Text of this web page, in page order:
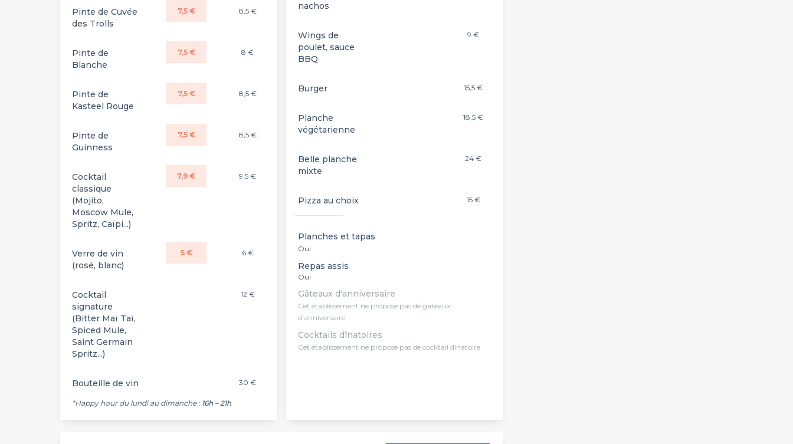
Pinte de Cuvée
des Trolls
7,5 € 8,5 €
Pinte de
Blanche
7,5 € 8 €
Pinte de
Kasteel Rouge
7,5 € 8,5 €
Pinte de
Guinness
7,5 € 8,5 €
Cocktail
classique
(Mojito,
Moscow Mule,
Spritz, Caïpi...)
7,9 € 9,5 €
Verre de vin
(rosé, blanc)
5 € 6 €
Cocktail
signature
(Bitter Maï Taï,
Spiced Mule,
Saint Germain
Spritz...)
12 €
Bouteille de vin 30 €
*Happy hour du lundi au dimanche : 16h – 21h
nachos
Wings de
poulet, sauce
BBQ
9 €
Burger 15,5 €
Planche
végétarienne
18,5 €
Belle planche
mixte
24 €
Pizza au choix 15 €
Planches et tapas
Oui
Repas assis
Oui
Gâteaux d'anniversaire
Cet établissement ne propose pas de gâteaux
d'anniversaire
Cocktails dînatoires
Cet établissement ne propose pas de cocktail dînatoire